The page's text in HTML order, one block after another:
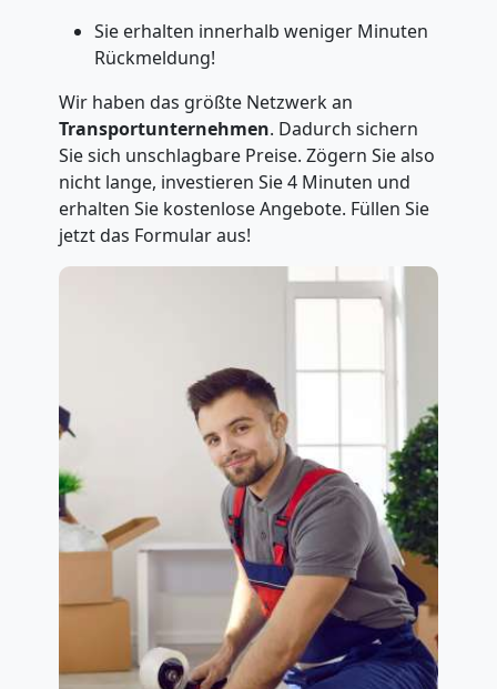
Sie erhalten innerhalb weniger Minuten
Rückmeldung!
Wir haben das größte Netzwerk an
Transportunternehmen. Dadurch sichern
Sie sich unschlagbare Preise. Zögern Sie also
nicht lange, investieren Sie 4 Minuten und
erhalten Sie kostenlose Angebote. Füllen Sie
jetzt das Formular aus!